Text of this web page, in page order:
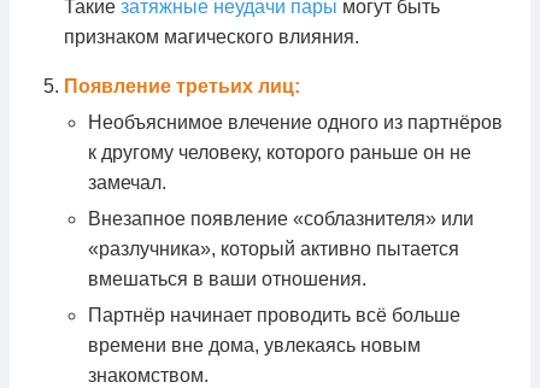
Такие затяжные неудачи пары могут быть
признаком магического влияния.
Появление третьих лиц:
Необъяснимое влечение одного из партнёров
к другому человеку, которого раньше он не
замечал.
Внезапное появление «соблазнителя» или
«разлучника», который активно пытается
вмешаться в ваши отношения.
Партнёр начинает проводить всё больше
времени вне дома, увлекаясь новым
знакомством.